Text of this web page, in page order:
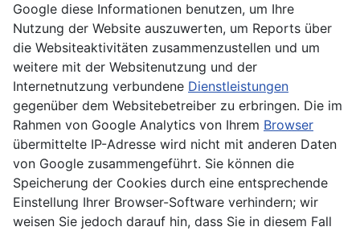
Google diese Informationen benutzen, um Ihre
Nutzung der Website auszuwerten, um Reports über
die Websiteaktivitäten zusammenzustellen und um
weitere mit der Websitenutzung und der
Internetnutzung verbundene Dienstleistungen
gegenüber dem Websitebetreiber zu erbringen. Die im
Rahmen von Google Analytics von Ihrem Browser
übermittelte IP-Adresse wird nicht mit anderen Daten
von Google zusammengeführt. Sie können die
Speicherung der Cookies durch eine entsprechende
Einstellung Ihrer Browser-Software verhindern; wir
weisen Sie jedoch darauf hin, dass Sie in diesem Fall